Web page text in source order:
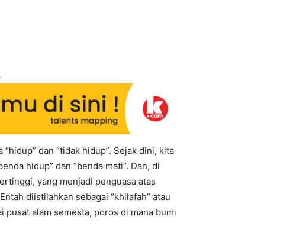
dan “tidak hidup”. Sejak dini, kita
hidup” dan “benda mati”. Dan, di
yang menjadi penguasa atas
diistilahkan sebagai “khilafah” atau
pusat alam semesta, poros di mana bumi